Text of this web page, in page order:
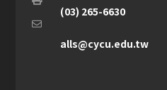
(03) 265-6630
alls@cycu.edu.tw